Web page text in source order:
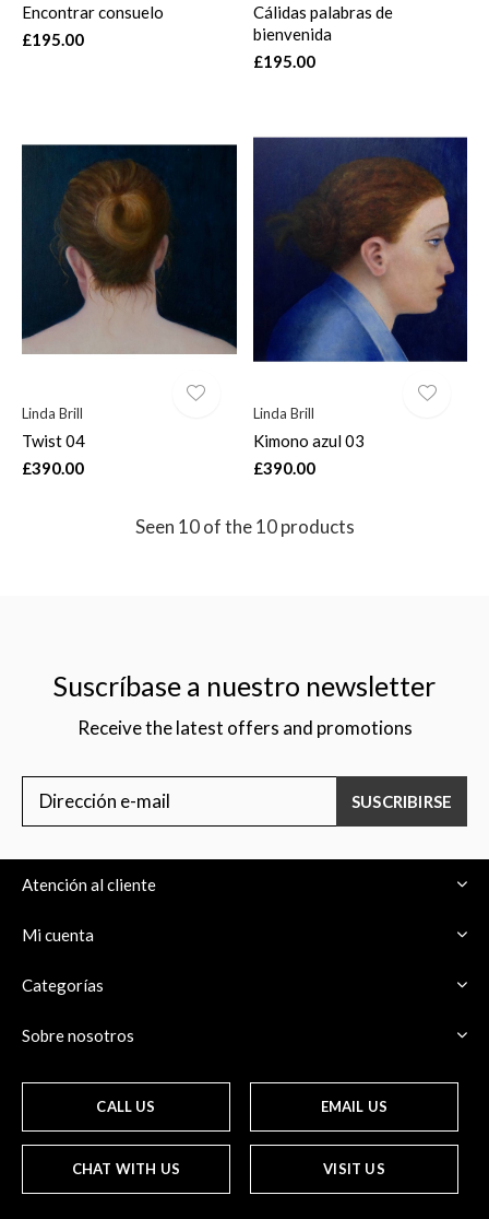
Encontrar consuelo
£195.00
Cálidas palabras de
bienvenida
£195.00
Linda Brill
Twist 04
£390.00
Linda Brill
Kimono azul 03
£390.00
Seen 10 of the 10 products
Suscríbase a nuestro newsletter
Receive the latest offers and promotions
SUSCRIBIRSE
Atención al cliente
Mi cuenta
Categorías
Sobre nosotros
CALL US EMAIL US
CHAT WITH US VISIT US